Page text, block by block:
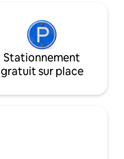
Stationnement
gratuit sur place